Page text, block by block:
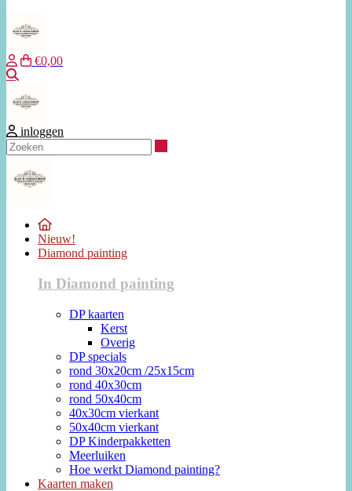
€0,00
inloggen
Nieuw!
Diamond painting
In Diamond painting
DP kaarten
Kerst
Overig
DP specials
rond 30x20cm /25x15cm
rond 40x30cm
rond 50x40cm
40x30cm vierkant
50x40cm vierkant
DP Kinderpakketten
Meerluiken
Hoe werkt Diamond painting?
Kaarten maken